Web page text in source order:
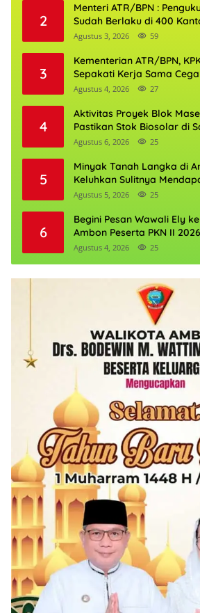
2
Menteri ATR/BPN :
Sudah Berlaku di 400
Agustus 3, 2026 59
3
Kementerian ATR/BPN,
Sepakati Kerja Sama
Penguatan Ekonomi
Agustus 4, 2026 27
4
Aktivitas Proyek Blok
Pastikan Stok Biosolar di
Agustus 6, 2026 25
5
Minyak Tanah Langka di
Keluhkan Sulitnya
Agustus 5, 2026 25
6
Begini Pesan Wawali Ely
Ambon Peserta PKN II 2026
Agustus 4, 2026 25